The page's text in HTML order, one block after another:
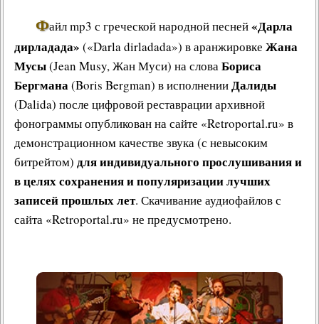
Файл mp3 с греческой народной песней«Дарла
дирладада» («Darla dirladada») в аранжировке Жана
Мусы(Jean Musy, Жан Муси) на словаБориса
Бергмана(Boris Bergman) в исполненииДалиды
(Dalida) после цифровой реставрации архивной
фонограммы опубликован на сайте «Retroportal.ru» в
демонстрационном качестве звука (с невысоким
битрейтом) для индивидуального прослушивания и
в целях сохранения и популяризации лучших
записей прошлых лет. Скачивание аудиофайлов с
сайта «Retroportal.ru» не предусмотрено.